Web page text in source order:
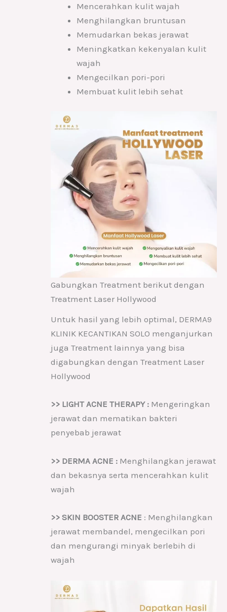
Mencerahkan kulit wajah
Menghilangkan bruntusan
Memudarkan bekas jerawat
Meningkatkan kekenyalan kulit
wajah
Mengecilkan pori-pori
Membuat kulit lebih sehat
Gabungkan Treatment berikut dengan
Treatment Laser Hollywood
Untuk hasil yang lebih optimal, DERMA9
KLINIK KECANTIKAN SOLO menganjurkan
juga Treatment lainnya yang bisa
digabungkan dengan Treatment Laser
Hollywood
>> LIGHT ACNE THERAPY : Mengeringkan
jerawat dan mematikan bakteri
penyebab jerawat
>> DERMA ACNE : Menghilangkan jerawat
dan bekasnya serta mencerahkan kulit
wajah
>> SKIN BOOSTER ACNE : Menghilangkan
jerawat membandel, mengecilkan pori
dan mengurangi minyak berlebih di
wajah